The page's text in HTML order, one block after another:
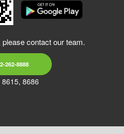
contact our team.
262-8888
8615, 8686